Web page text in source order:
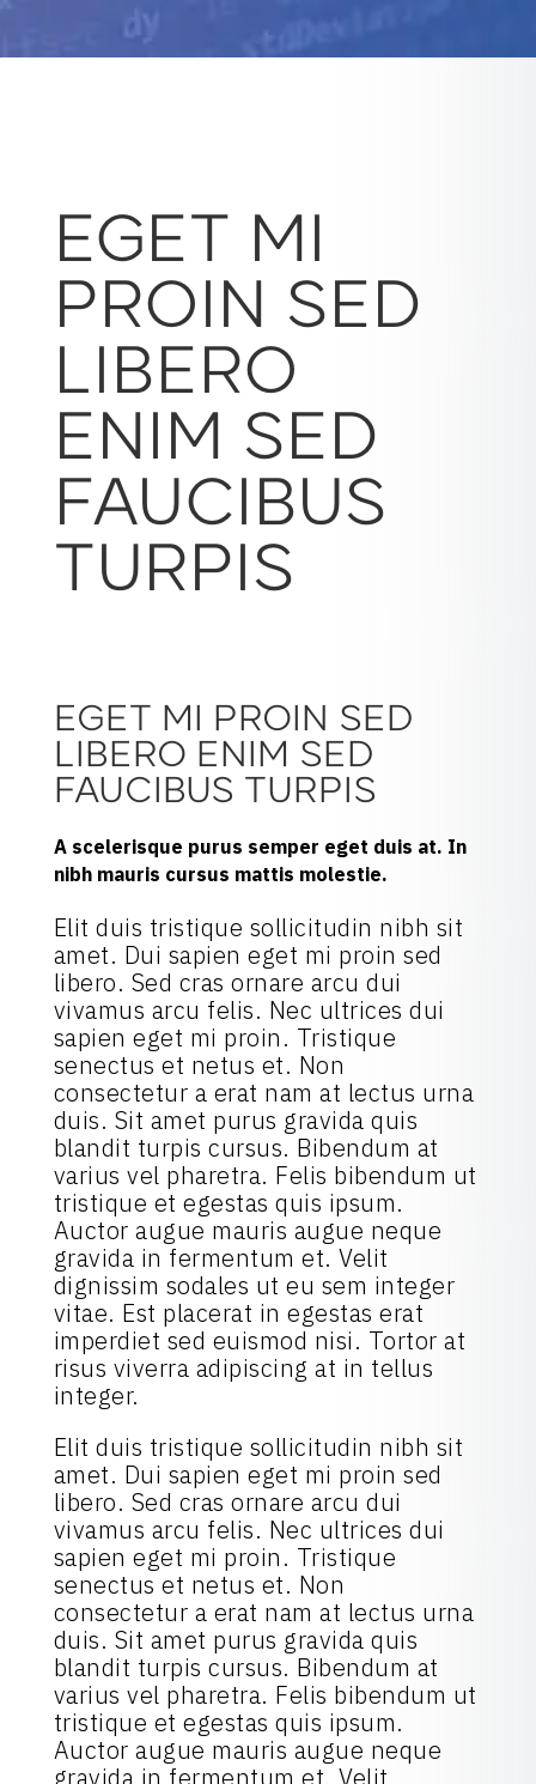
EGET MI
PROIN SED
LIBERO
ENIM SED
FAUCIBUS
TURPIS
EGET MI PROIN SED
LIBERO ENIM SED
FAUCIBUS TURPIS
A scelerisque purus semper eget duis at. In
nibh mauris cursus mattis molestie.
Elit duis tristique sollicitudin nibh sit
amet. Dui sapien eget mi proin sed
libero. Sed cras ornare arcu dui
vivamus arcu felis. Nec ultrices dui
sapien eget mi proin. Tristique
senectus et netus et. Non
consectetur a erat nam at lectus urna
duis. Sit amet purus gravida quis
blandit turpis cursus. Bibendum at
varius vel pharetra. Felis bibendum ut
tristique et egestas quis ipsum.
Auctor augue mauris augue neque
gravida in fermentum et. Velit
dignissim sodales ut eu sem integer
vitae. Est placerat in egestas erat
imperdiet sed euismod nisi. Tortor at
risus viverra adipiscing at in tellus
integer.
Elit duis tristique sollicitudin nibh sit
amet. Dui sapien eget mi proin sed
libero. Sed cras ornare arcu dui
vivamus arcu felis. Nec ultrices dui
sapien eget mi proin. Tristique
senectus et netus et. Non
consectetur a erat nam at lectus urna
duis. Sit amet purus gravida quis
blandit turpis cursus. Bibendum at
varius vel pharetra. Felis bibendum ut
tristique et egestas quis ipsum.
Auctor augue mauris augue neque
gravida in fermentum et. Velit